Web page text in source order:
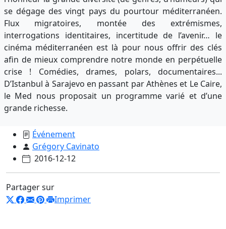
se dégage des vingt pays du pourtour méditerranéen.
Flux migratoires, montée des extrémismes,
interrogations identitaires, incertitude de l’avenir… le
cinéma méditerranéen est là pour nous offrir des clés
afin de mieux comprendre notre monde en perpétuelle
crise ! Comédies, drames, polars, documentaires...
D’Istanbul à Sarajevo en passant par Athènes et Le Caire,
le Med nous proposait un programme varié et d’une
grande richesse.
Événement
Grégory Cavinato
2016-12-12
Partager sur
Imprimer